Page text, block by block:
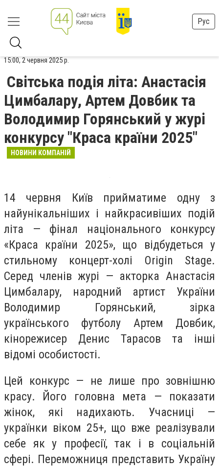
Рус
15:00, 2 червня 2025 р.
Світська подія літа: Анастасія
Цимбалару, Артем Довбик та
Володимир Горянський у журі
конкурсу "Краса країни 2025"
НОВИНИ КОМПАНІЙ
14 червня Київ прийматиме одну з
найунікальніших і найкрасивіших подій
літа — фінал національного конкурсу
«Краса країни 2025», що відбудеться у
стильному концерт-холі Origin Stage.
Серед членів журі — акторка Анастасія
Цимбалару, народний артист України
Володимир Горянський, зірка
українського футболу Артем Довбик,
кінорежисер Денис Тарасов та інші
відомі особистості.
Цей конкурс — не лише про зовнішню
красу. Його головна мета — показати
жінок, які надихають. Учасниці —
українки віком 25+, що вже реалізували
себе як у професії, так і в соціальній
сфері. Переможниця представить Україну